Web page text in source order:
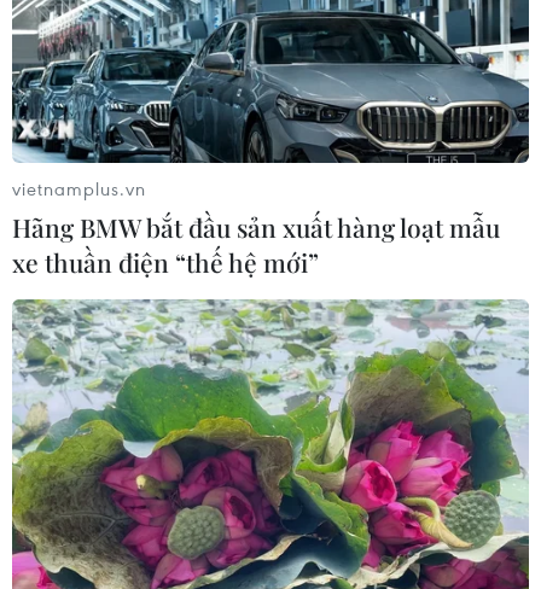
Theo dõi VietnamPlus
Xung đột Israel-Hamas: Ít nhất 300 trẻ em thiệt
mạng trong 300 ngày qua
Xung đột Hamas-Israel: Israel chưa chấp thuận
kế hoạch về Dải Gaza
Israel và Hội đồng Hòa bình thảo luận giải giáp
vũ khí tại Gaza
Israel hoài nghi việc Hamas giải giáp theo thỏa
thuận Gaza
Xung đột Hamas-Israel: Phản ứng quốc tế về lộ
trình hòa bình 15 điểm ở Dải Gaza
vietnamplus.vn
Hãng BMW bắt đầu sản xuất hàng loạt mẫu
xe thuần điện “thế hệ mới”